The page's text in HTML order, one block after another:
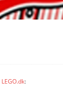
LEGO.dk: